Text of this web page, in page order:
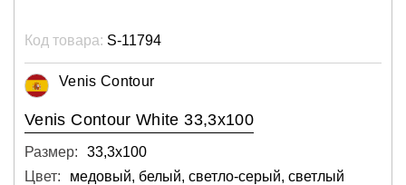
Код товара: S-11794
Venis Contour
Venis Contour White 33,3x100
Размер:
33,3х100
Цвет:
медовый, белый, светло-серый, светлый